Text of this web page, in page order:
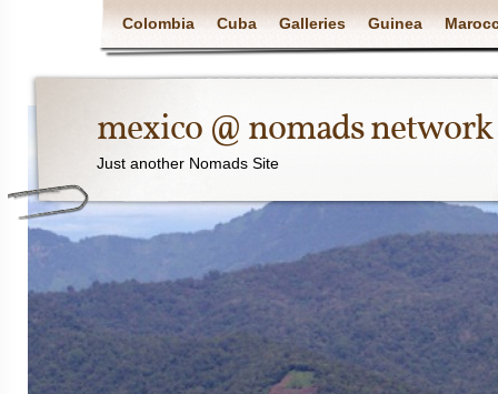
Colombia Cuba Galleries Guinea
mexico @ nomads network
Just another Nomads Site